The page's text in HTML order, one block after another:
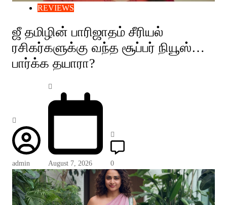
REVIEWS
ஜீ தமிழின் பாரிஜாதம் சீரியல்
ரசிகர்களுக்கு வந்த சூப்பர் நியூஸ்…
பார்க்க தயாரா?
admin August 7, 2026 0